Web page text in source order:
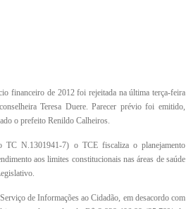
financeiro de 2012 foi rejeitada na última terça-feira
Teresa Duere. Parecer prévio foi emitido,
o prefeito Renildo Calheiros.
TC N.1301941-7) o TCE fiscaliza o planejamento
aos limites constitucionais nas áreas de saúde
de Informações ao Cidadão, em desacordo com